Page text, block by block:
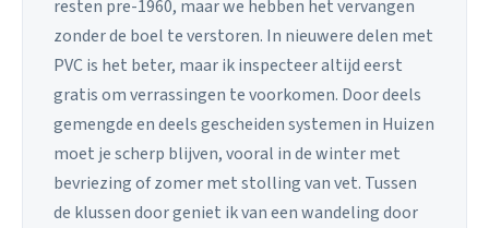
resten pre-1960, maar we hebben het vervangen
zonder de boel te verstoren. In nieuwere delen met
PVC is het beter, maar ik inspecteer altijd eerst
gratis om verrassingen te voorkomen. Door deels
gemengde en deels gescheiden systemen in Huizen
moet je scherp blijven, vooral in de winter met
bevriezing of zomer met stolling van vet. Tussen
de klussen door geniet ik van een wandeling door